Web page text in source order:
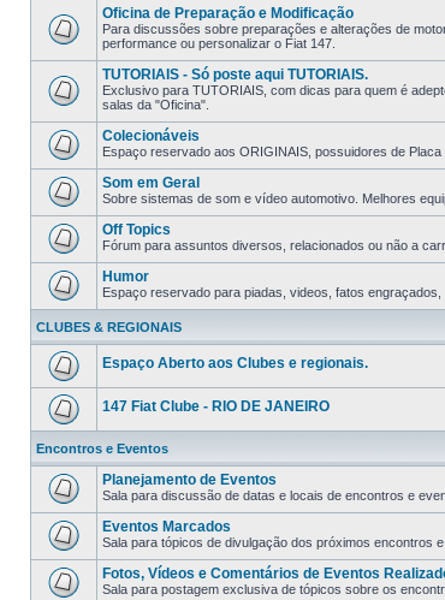
Oficina de Preparação e Modificação
Para discussões sobre preparações e alterações de
performance ou personalizar o Fiat 147.
TUTORIAIS - Só poste aqui TUTORIAIS.
Exclusivo para TUTORIAIS, com dicas para quem é
salas da "Oficina".
Colecionáveis
Espaço reservado aos ORIGINAIS, possuidores de Placa
Som em Geral
Sobre sistemas de som e ví­deo automotivo. Melhores
Off Topics
Fórum para assuntos diversos, relacionados ou não a
Humor
Espaço reservado para piadas, videos, fatos engraçados,
CLUBES & REGIONAIS
Espaço Aberto aos Clubes e regionais.
147 Fiat Clube - RIO DE JANEIRO
Encontros e Eventos
Planejamento de Eventos
Sala para discussão de datas e locais de encontros e
Eventos Marcados
Sala para tópicos de divulgação dos próximos encontros
Fotos, Vídeos e Comentários de Eventos
Sala para postagem exclusiva de tópicos sobre os